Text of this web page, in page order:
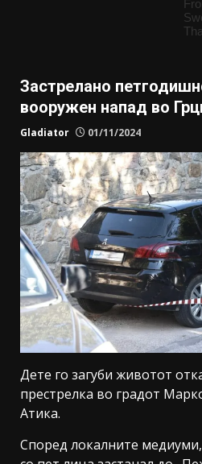
Застрелано
вооружен напад во
Gladiator 01/11/2024
Дете го загуби животот
престрелка во градот
Атика.
Според локалните